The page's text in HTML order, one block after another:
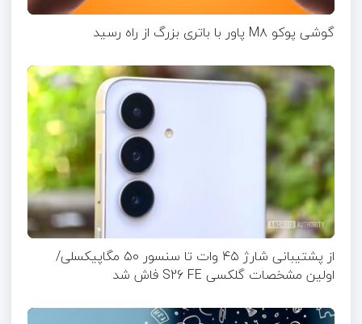
گوشی پوکو M۸ پاور با باتری بزرگ از راه رسید
از پشتیبانی شارژ ۴۵ وات تا سنسور ۵۰ مگاپیکسلی/
اولین مشخصات گلکسی S26 FE فاش شد